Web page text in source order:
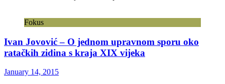
Fokus
Ivan Jovović – O jednom upravnom sporu oko
ratačkih zidina s kraja XIX vijeka
January 14, 2015